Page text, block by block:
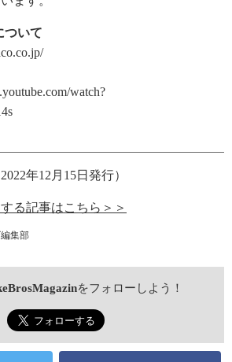
ついて
watch?
年12月15日発行）
る記事はこちら＞＞
集部
をフォローしよう！